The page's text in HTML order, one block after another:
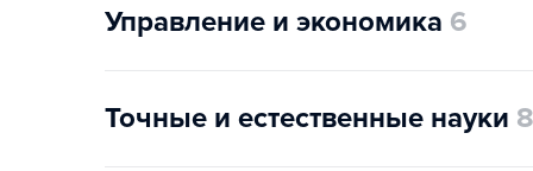
Управление и экономика 6
Точные и естественные науки 8